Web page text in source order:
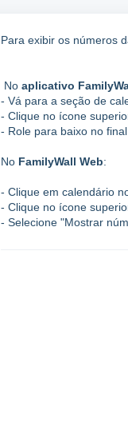
Para exibir os números
No aplicativo
- Vá para a seção de
- Clique no ícone
- Role para baixo no
No FamilyWall Web:
- Clique em calendário
- Clique no ícone
- Selecione "Mostrar